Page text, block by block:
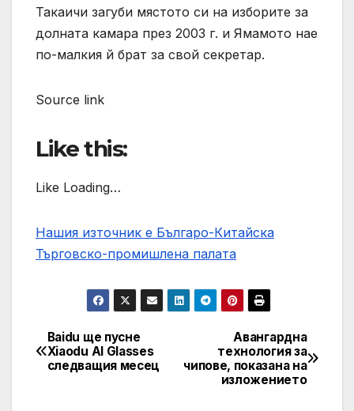
Такаичи загуби мястото си на изборите за
долната камара през 2003 г. и Ямамото нае
по-малкия й брат за свой секретар.
Source link
Like this:
Like Loading…
Нашия източник е Българо-Китайска
Търговско-промишлена палaта
Post
navigation
Авангардна
технология за
чипове, показана на
изложението
Baidu ще пусне
Xiaodu AI Glasses
следващия месец